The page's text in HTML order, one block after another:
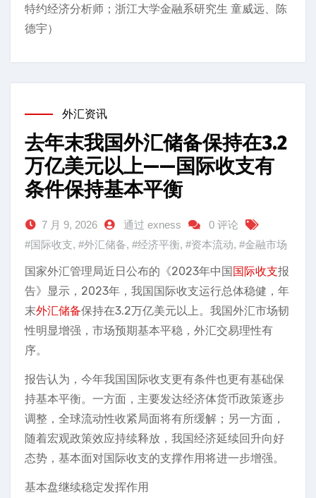
特约经济分析师；浙江大学金融系研究生 童威远、陈
德宇）
外汇资讯
去年末我国外汇储备保持在3.2
万亿美元以上——国际收支有
条件保持基本平衡
7 月 9, 2026 通过 exness
0 评论
#国际收支, #外汇储备, #经济平衡, #资本流动, #金融市场
国家外汇管理局近日公布的《2023年中国国际收支报
告》显示，2023年，我国国际收支运行总体稳健，年
末外汇储备保持在3.2万亿美元以上。我国外汇市场韧
性明显增强，市场预期基本平稳，外汇交易理性有
序。
报告认为，今年我国国际收支更有条件也更有基础保
持基本平衡。一方面，主要发达经济体货币政策逐步
调整，全球流动性收紧局面将有所缓解；另一方面，
随着宏观政策效应持续释放，我国经济延续回升向好
态势，基本面对国际收支的支撑作用将进一步增强。
基本盘继续稳定发挥作用